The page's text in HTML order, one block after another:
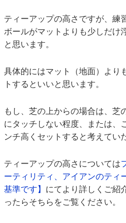
ティーアップの高さですが、練
ボールがマットよりも少しだけ
と思います。
具体的にはマット（地面）より
トするといいと思います。
もし、芝の上からの場合は、芝
にタッチしない程度、または、
ンチ高くセットすると考えてい
ティーアップの高さについては
ーティリティ、アイアンのティ
基準です】 にてより詳しくご紹
ったらそちらをご覧ください。